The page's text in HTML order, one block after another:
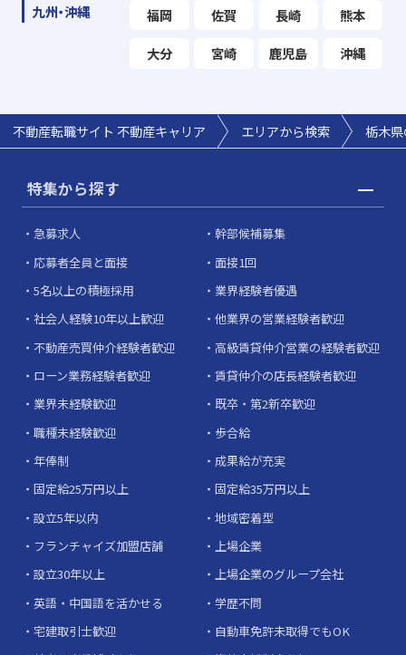
九州・沖縄 福岡 佐賀 長崎 熊本
大分 宮崎 鹿児島 沖縄
不動産転職サイト 不動産キャリア エリアから検索 栃木
特集から探す
急募求人
幹部候補募集
応募者全員と面接
面接1回
5名以上の積極採用
業界経験者優遇
社会人経験10年以上歓迎
他業界の営業経験者歓迎
不動産売買仲介経験者歓迎
高級賃貸仲介営業の経験者歓迎
ローン業務経験者歓迎
賃貸仲介の店長経験者歓迎
業界未経験歓迎
既卒・第2新卒歓迎
職種未経験歓迎
歩合給
年俸制
成果給が充実
固定給25万円以上
固定給35万円以上
設立5年以内
地域密着型
フランチャイズ加盟店舗
上場企業
設立30年以上
上場企業のグループ会社
英語・中国語を活かせる
学歴不問
宅建取引士歓迎
自動車免許未取得でもOK